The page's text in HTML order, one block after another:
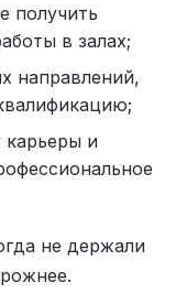
получить
в залах;
направлений,
и
не держали